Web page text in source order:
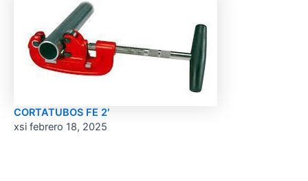
CORTATUBOS FE 2′
xsi febrero 18, 2025